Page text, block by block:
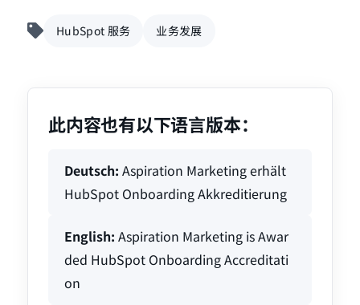
HubSpot 服务 业务发展
此内容也有以下语言版本：
Deutsch: Aspiration Marketing erhält
HubSpot Onboarding Akkreditierung
English: Aspiration Marketing is Awar
ded HubSpot Onboarding Accreditati
on